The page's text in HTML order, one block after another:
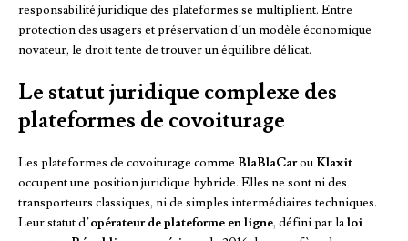
responsabilité juridique des plateformes se multiplient. Entre
protection des usagers et préservation d’un modèle économique
novateur, le droit tente de trouver un équilibre délicat.
Le statut juridique complexe des
plateformes de covoiturage
Les plateformes de covoiturage comme BlaBlaCarouKlaxit
occupent une position juridique hybride. Elles ne sont ni des
transporteurs classiques, ni de simples intermédiaires techniques.
Leur statut d’opérateur de plateforme en ligne, défini par laloi